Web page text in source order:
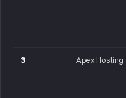
3 Apex Hosting